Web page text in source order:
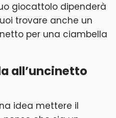
giocattolo dipenderà
trovare anche un
per una ciambella
all’uncinetto
idea mettere il